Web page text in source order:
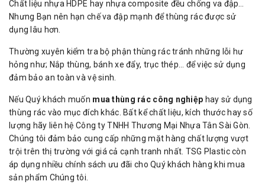
Chất liệu nhựa HDPE hay nhựa composite đều chống va đập…
Nhưng Bạn nên hạn chế va đập mạnh để thùng rác được sử
dụng lâu hơn.
Thường xuyên kiểm tra bộ phận thùng rác tránh những lỗi hư
hỏng như; Nắp thùng, bánh xe đẩy, trục thép… để việc sử dụng
đảm bảo an toàn và vệ sinh.
Nếu Quý khách muốn mua thùng rác công nghiệp hay sử dụng
thùng rác vào mục đích khác. Bất kể chất liệu, kích thước hay số
lượng hãy liên hệ Công ty TNHH Thương Mại Nhựa Tân Sài Gòn.
Chúng tôi đảm bảo cung cấp những mặt hàng chất lượng vượt
trội trên thị trường với giá cả cạnh tranh nhất. TSG Plastic còn
áp dụng nhiều chính sách ưu đãi cho Quý khách hàng khi mua
sản phẩm Chúng tôi.